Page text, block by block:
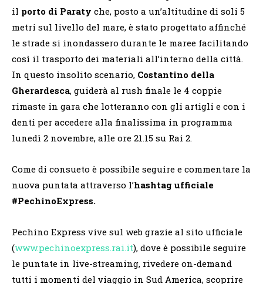
il porto di Paraty che, posto a un’altitudine di soli 5
metri sul livello del mare, è stato progettato affinché
le strade si inondassero durante le maree facilitando
così il trasporto dei materiali all’interno della città.
In questo insolito scenario, Costantino della
Gherardesca, guiderà al rush finale le 4 coppie
rimaste in gara che lotteranno con gli artigli e con i
denti per accedere alla finalissima in programma
lunedì 2 novembre, alle ore 21.15 su Rai 2.
Come di consueto è possibile seguire e commentare la
nuova puntata attraverso l’hashtag ufficiale
#PechinoExpress.
Pechino Express vive sul web grazie al sito ufficiale
(www.pechinoexpress.rai.it), dove è possibile seguire
le puntate in live-streaming, rivedere on-demand
tutti i momenti del viaggio in Sud America, scoprire